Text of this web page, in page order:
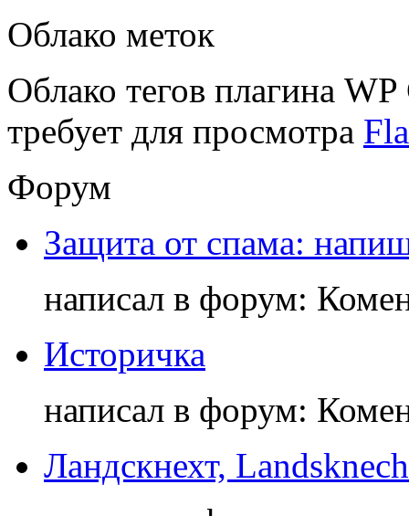
Облако меток
Облако тегов плагина
требует для просмотра
Форум
Защита от спама:
написал в форум:
Историчка
написал в форум:
Ландскнехт,